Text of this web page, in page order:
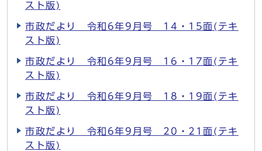
スト版)
市政だより 令和6年9月号 14・15面(テキ
スト版)
市政だより 令和6年9月号 16・17面(テキ
スト版)
市政だより 令和6年9月号 18・19面(テキ
スト版)
市政だより 令和6年9月号 20・21面(テキ
スト版)